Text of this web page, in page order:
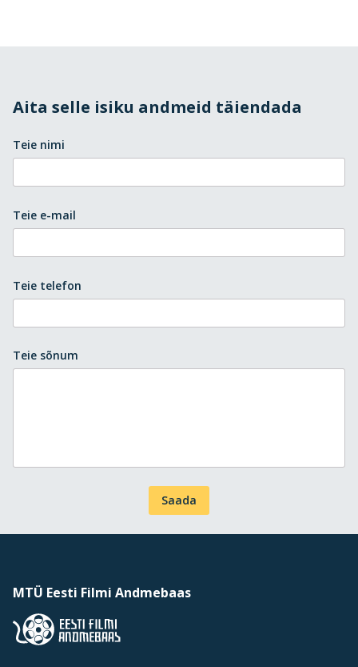
Aita selle isiku andmeid täiendada
Teie nimi
Teie e-mail
Teie telefon
Teie sõnum
Saada
MTÜ Eesti Filmi Andmebaas